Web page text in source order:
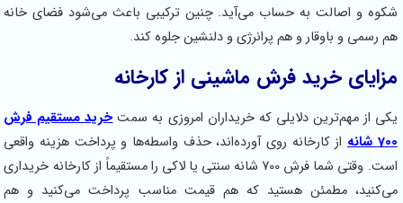
و اصالت به حساب می‌آید. چنین ترکیبی باعث می‌شود فضای خانه
رسمی و باوقار و هم پرانرژی و دلنشین جلوه کند.
خرید فرش ماشینی از کارخانه
از مهم‌ترین دلایلی که خریداران امروزی به سمتخرید مستقیم فرش
از کارخانه روی آورده‌اند، حذف واسطه‌ها و پرداخت هزینه واقعی
است. وقتی شما فرش 700 شانه سنتی یا لاکی را مستقیماً از کارخانه خریداری
مطمئن هستید که هم قیمت مناسب پرداخت می‌کنید و هم